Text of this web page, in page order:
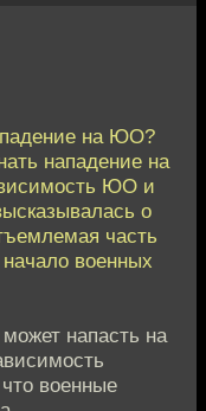
на ЮО?
нападение на
ЮО и
о
часть
военных
напасть на
военные